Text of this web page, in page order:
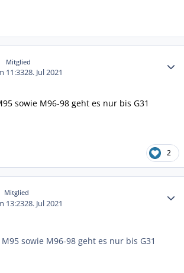
Mitglied
11:3328. Jul 2021
sowie M96-98 geht es nur bis G31
2
Mitglied
13:2328. Jul 2021
sowie M96-98 geht es nur bis G31